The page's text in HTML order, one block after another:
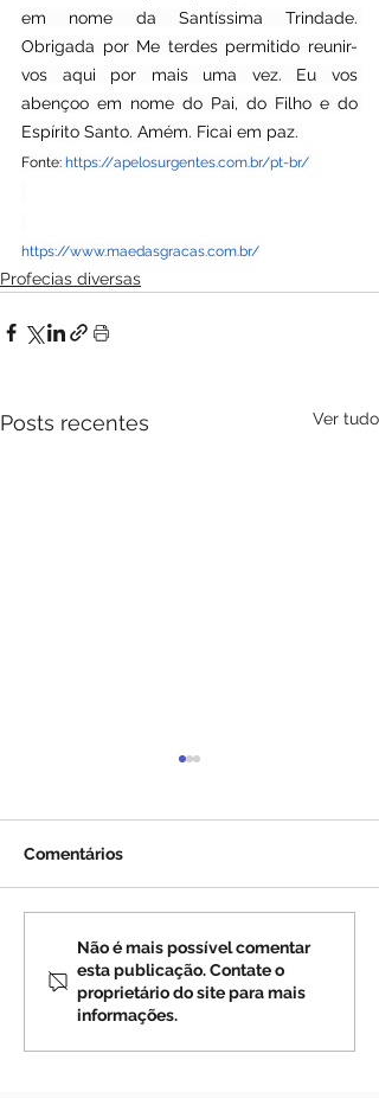
em nome da Santíssima Trindade.
Obrigada por Me terdes permitido reunir-
vos aqui por mais uma vez. Eu vos
abençoo em nome do Pai, do Filho e do
Espírito Santo. Amém. Ficai em paz.
Fonte: https://apelosurgentes.com.br/pt-br/
https://www.maedasgracas.com.br/
Profecias diversas
Posts recentes Ver tudo
Profecias sobre a Rússia
(4)
Comentários
Não é mais possível comentar
esta publicação. Contate o
proprietário do site para mais
informações.